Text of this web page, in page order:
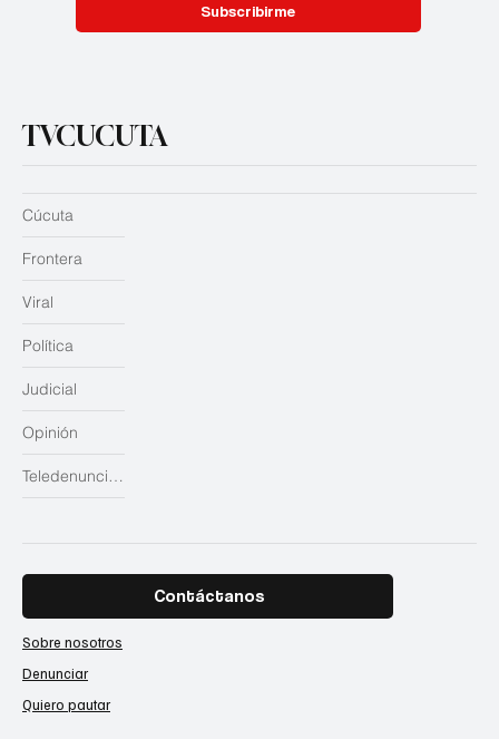
Subscribirme
TVCUCUTA
Judicial
Opinión
Teledenuncias
Cúcuta
Frontera
Viral
Política
Contáctanos
Sobre nosotros
Denunciar
Quiero pautar